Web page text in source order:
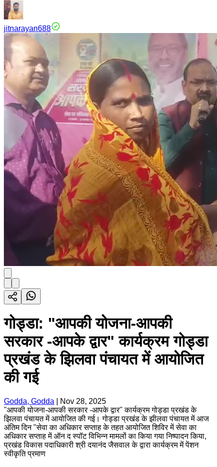
jitnarayan688
गोड्डा: "आपकी योजना-आपकी
सरकार -आपके द्वार" कार्यक्रम गोड्डा
प्रखंड के झिलवा पंचायत में आयोजित
की गई
Godda, Godda
Nov 28, 2025
"आपकी योजना-आपकी सरकार -आपके द्वार" कार्यक्रम गोड्डा प्रखंड के
झिलवा पंचायत में आयोजित की गई। गोड्डा प्रखंड के झीलवा पंचायत में आज
अंतिम दिन "सेवा का अधिकार सप्ताह के तहत आयोजित शिविर में सेवा का
अधिकार सप्ताह में ऑन द स्पॉट विभिन्न मामलों का किया गया निष्पादन किया,
प्रखंड विकास पदाधिकारी श्री दयानंद जैसवाल के द्वारा कार्यक्रम में पेंशन
स्वीकृति प्रमाण